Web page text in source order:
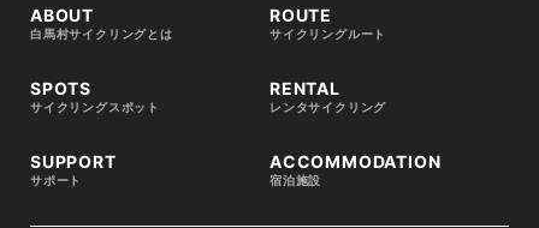
ABOUT
白馬村サイクリングとは
ROUTE
サイクリングルート
SPOTS
サイクリングスポット
RENTAL
レンタサイクリング
SUPPORT
サポート
ACCOMMODATION
宿泊施設